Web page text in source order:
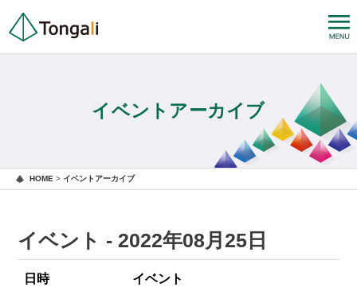
イベントアーカイブ
HOME > イベントアーカイブ
イベント - 2022年08月25日
日時 イベント